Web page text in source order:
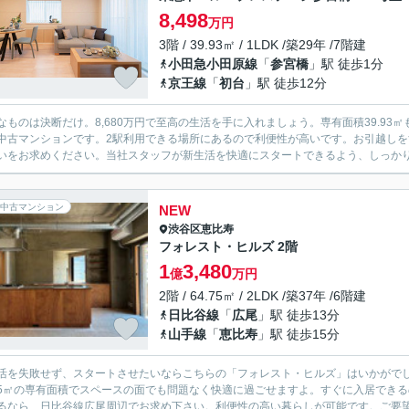
8,498万円
3階 / 39.93㎡ / 1LDK /築29年 /7階建
小田急小田原線 「参宮橋 」駅 徒歩1分
京王線 「初台 」駅 徒歩12分
ものは決断だけ。8,680万円で至高の生活を手に入れましょう。専有面積39.93
古マンションです。2駅利用できる場所にあるので利便性が高いです。お引越し
をお求めください。当社スタッフが新生活を快適にスタートできるよう、しっか
中古マンション NEW
渋谷区恵比寿
フォレスト・ヒルズ 2階
1億3,480万円
2階 / 64.75㎡ / 2LDK /築37年 /6階建
日比谷線 「広尾 」駅 徒歩13分
山手線 「恵比寿 」駅 徒歩15分
を失敗せず、スタートさせたいならこちらの「フォレスト・ヒルズ」はいかが
の専有面積でスペースの面でも問題なく快適に過ごせますよ。すぐに入居でき
なら、日比谷線広尾周辺でお求め下さい。利便性の高い暮らしが可能です。ご